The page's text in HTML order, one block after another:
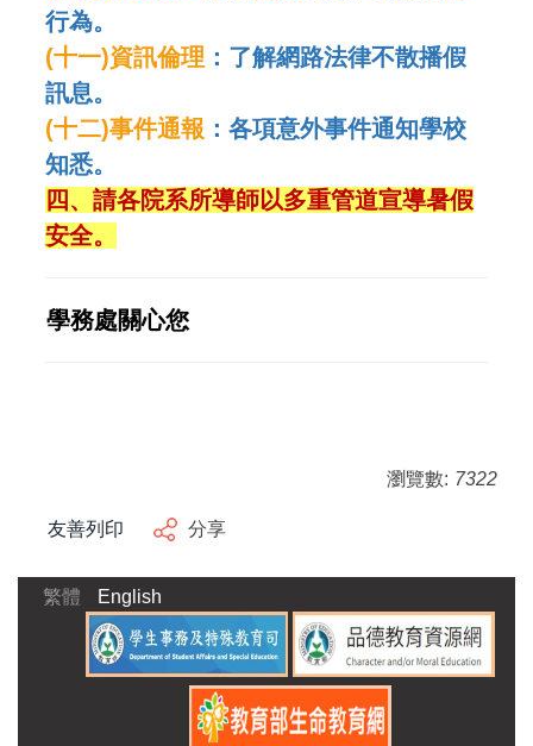
行為。
(十一)資訊倫理 ： 了解網路法律不散播假
訊息。
(十二)事件通報 ： 各項意外事件通知學校
知悉。
四、請各院系所導師以多重管道宣導暑假
安全。
學務處關心您
瀏覽數: 7322
友善列印 分享
繁體 English